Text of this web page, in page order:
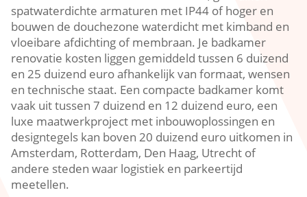
spatwaterdichte armaturen met IP44 of hoger en
bouwen de douchezone waterdicht met kimband en
vloeibare afdichting of membraan.​ Je badkamer
renovatie kosten liggen gemiddeld tussen 6 duizend
en 25 duizend euro afhankelijk van formaat, wensen
en technische staat.​ Een compacte badkamer komt
vaak uit tussen 7 duizend en 12 duizend euro, een
luxe maatwerkproject met inbouwoplossingen en
designtegels kan boven 20 duizend euro uitkomen in
Amsterdam, Rotterdam, Den Haag, Utrecht of
andere steden waar logistiek en parkeertijd
meetellen.​